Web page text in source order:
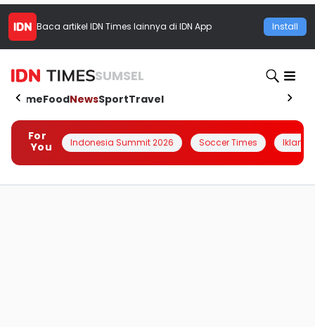
Baca artikel IDN Times lainnya di IDN App Install
SUMSEL
HomeFoodNewsSportTravel
For
You
Indonesia Summit 2026 Soccer Times Iklanin